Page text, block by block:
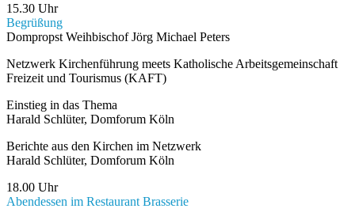
15.30 Uhr
Begrüßung
Dompropst Weihbischof Jörg Michael Peters
Netzwerk Kirchenführung meets Katholische Arbeitsgemeinschaft
Freizeit und Tourismus (KAFT)
Einstieg in das Thema
Harald Schlüter, Domforum Köln
Berichte aus den Kirchen im Netzwerk
Harald Schlüter, Domforum Köln
18.00 Uhr
Abendessen im Restaurant Brasserie